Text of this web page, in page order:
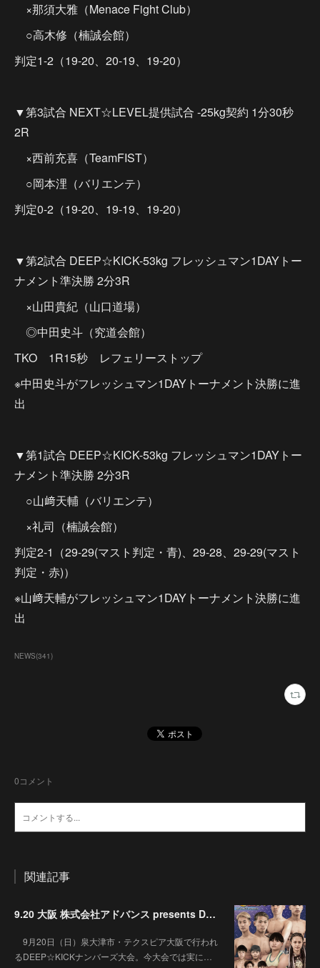
×那須大雅（Menace Fight Club）
○高木修（楠誠会館）
判定1-2（19-20、20-19、19-20）
▼第3試合 NEXT☆LEVEL提供試合 -25kg契約 1分30秒
2R
×西前充喜（TeamFIST）
○岡本浬（バリエンテ）
判定0-2（19-20、19-19、19-20）
▼第2試合 DEEP☆KICK-53kg フレッシュマン1DAYトー
ナメント準決勝 2分3R
×山田貴紀（山口道場）
◎中田史斗（究道会館）
TKO 1R15秒 レフェリーストップ
※中田史斗がフレッシュマン1DAYトーナメント決勝に進
出
▼第1試合 DEEP☆KICK-53kg フレッシュマン1DAYトー
ナメント準決勝 2分3R
○山﨑天輔（バリエンテ）
×礼司（楠誠会館）
判定2-1（29-29(マスト判定・青)、29-28、29-29(マスト
判定・赤)）
※山﨑天輔がフレッシュマン1DAYトーナメント決勝に進
出
NEWS(341)
0コメント
関連記事
9.20 大阪 株式会社アドバンス presents DEEP☆KICK 79･80 7月の準決勝を勝ち抜いた6名による-53kg･-65kg･QUEEN-46kgと3つの王座決定戦の開催が決定！
9月20日（日）泉大津市・テクスピア大阪で行われ
るDEEP☆KICKナンバーズ大会。今大会では実に…